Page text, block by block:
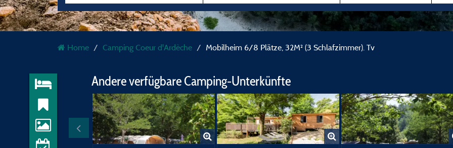
Home Camping Coeur d'Ardèche Mobilheim 6/8 Plätze, 32M² (3 Schlafzimmer). Tv
Andere verfügbare Camping-Unterkünfte